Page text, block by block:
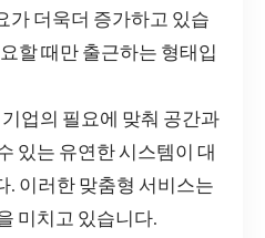
가 더욱더 증가하고 있습
할 때만 출근하는 형태입
기업의 필요에 맞춰 공간과
있는 유연한 시스템이 대
. 이러한 맞춤형 서비스는
미치고 있습니다.